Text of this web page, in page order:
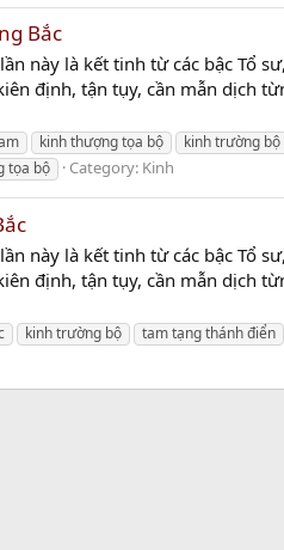
Bắc
này là kết tinh từ các bậc Tổ
định, tận tụy, cần mẫn dịch
kinh thượng tọa bộ kinh trường bộ
tọa bộ Category: Kinh
này là kết tinh từ các bậc Tổ
định, tận tụy, cần mẫn dịch
kinh trường bộ tam tạng thánh điển